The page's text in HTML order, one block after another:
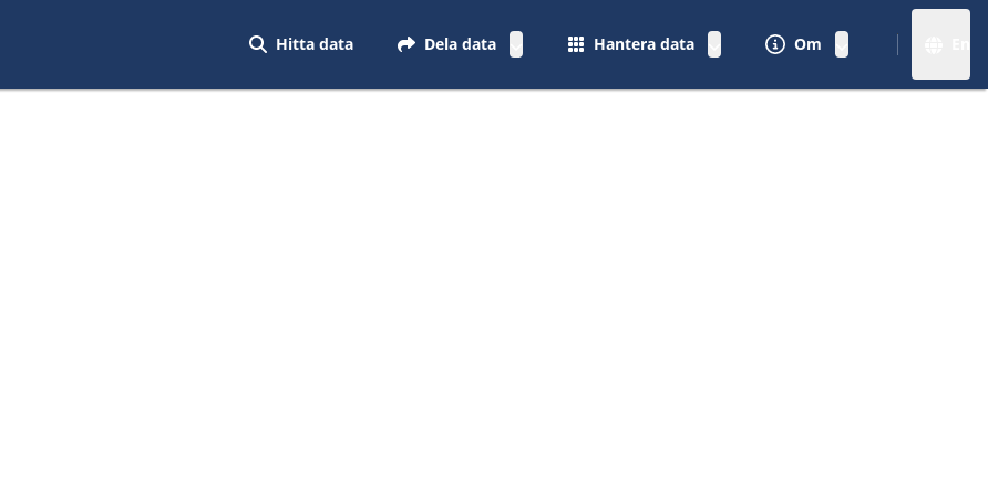
Hitta data Dela data Hantera data Om